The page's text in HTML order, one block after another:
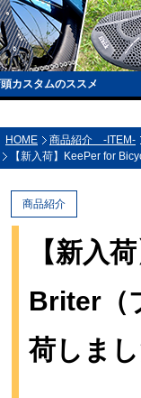
カスタムのススメ
HOME 商品紹介 -ITEM-
【新入荷】KeePer for
商品紹介
【新入
Briter（
荷しま